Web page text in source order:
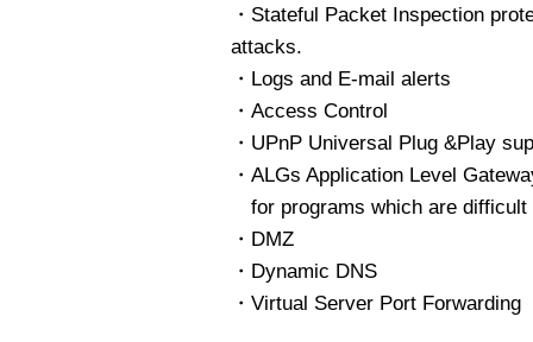
・Stateful Packet Inspection
attacks.
・Logs and E-mail alerts
・Access Control
・UPnP Universal Plug &Play
・ALGs Application Level
for programs which are difficult
・DMZ
・Dynamic DNS
・Virtual Server Port Forwarding